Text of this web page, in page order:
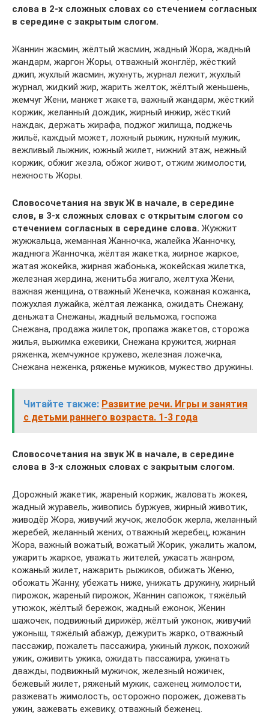
слова в 2-х сложных словах со стечением согласных
в середине с закрытым слогом.
Жаннин жасмин, жёлтый жасмин, жадный Жора, жадный
жандарм, жаргон Жоры, отважный жонглёр, жёсткий
джип, жухлый жасмин, жухнуть, журнал лежит, жухлый
журнал, жидкий жир, жарить желток, жёлтый женьшень,
жемчуг Жени, манжет жакета, важный жандарм, жёсткий
коржик, желанный дождик, жирный инжир, жёсткий
наждак, держать жирафа, поджог жилища, поджечь
жильё, каждый может, ложный рыжик, нужный мужик,
вежливый лыжник, южный жилет, нижний этаж, нежный
коржик, обжиг жезла, обжог живот, отжим жимолости,
нежность Жоры.
Словосочетания на звук Ж в начале, в середине
слов, в 3-х сложных словах с открытым слогом со
стечением согласных в середине слова. Жужжит
жужжальца, жеманная Жанночка, жалейка Жанночку,
жаднюга Жанночка, жёлтая жакетка, жирное жаркое,
жатая жокейка, жирная жабонька, жокейская жилетка,
железная жердина, женитьба жигало, желтуха Жени,
важная женщина, отважный Женечка, кожаная кожанка,
пожухлая лужайка, жёлтая лежанка, ожидать Снежану,
деньжата Снежаны, жадный вельможа, госпожа
Снежана, продажа жилеток, пропажа жакетов, сторожа
жилья, выжимка ежевики, Снежана кружится, жирная
ряженка, жемчужное кружево, железная ложечка,
Снежана неженка, ряженье мужиков, мужество дружины.
Читайте также: Развитие речи. Игры и занятия
с детьми раннего возраста. 1-3 года
Словосочетания на звук Ж в начале, в середине
слова в 3-х сложных словах с закрытым слогом.
Дорожный жакетик, жареный коржик, жаловать жокея,
жадный журавель, живопись буржуев, жирный животик,
живодёр Жора, живучий жучок, желобок жерла, желанный
жеребей, желанный жених, отважный жеребец, южанин
Жора, важный вожатый, вожатый Жорик, ужалить жалом,
ужарить жаркое, уважать жителей, ужасать жанром,
кожаный жилет, нажарить рыжиков, обижать Женю,
обожать Жанну, убежать ниже, унижать дружину, жирный
пирожок, жареный пирожок, Жаннин сапожок, тяжёлый
утюжок, жёлтый бережок, жадный ежонок, Женин
шажочек, подвижный дирижёр, жёлтый ужонок, живучий
ужоныш, тяжёлый абажур, дежурить жарко, отважный
пассажир, пожалеть пассажира, ужиный лужок, похожий
ужик, оживить ужика, ожидать пассажира, ужинать
дважды, подвижный мужичок, железный ножичек,
бежевый жилет, ряженый мужик, саженец жимолости,
разжевать жимолость, осторожно порожек, дожевать
ужин, зажевать ежевику, отважный беженец.